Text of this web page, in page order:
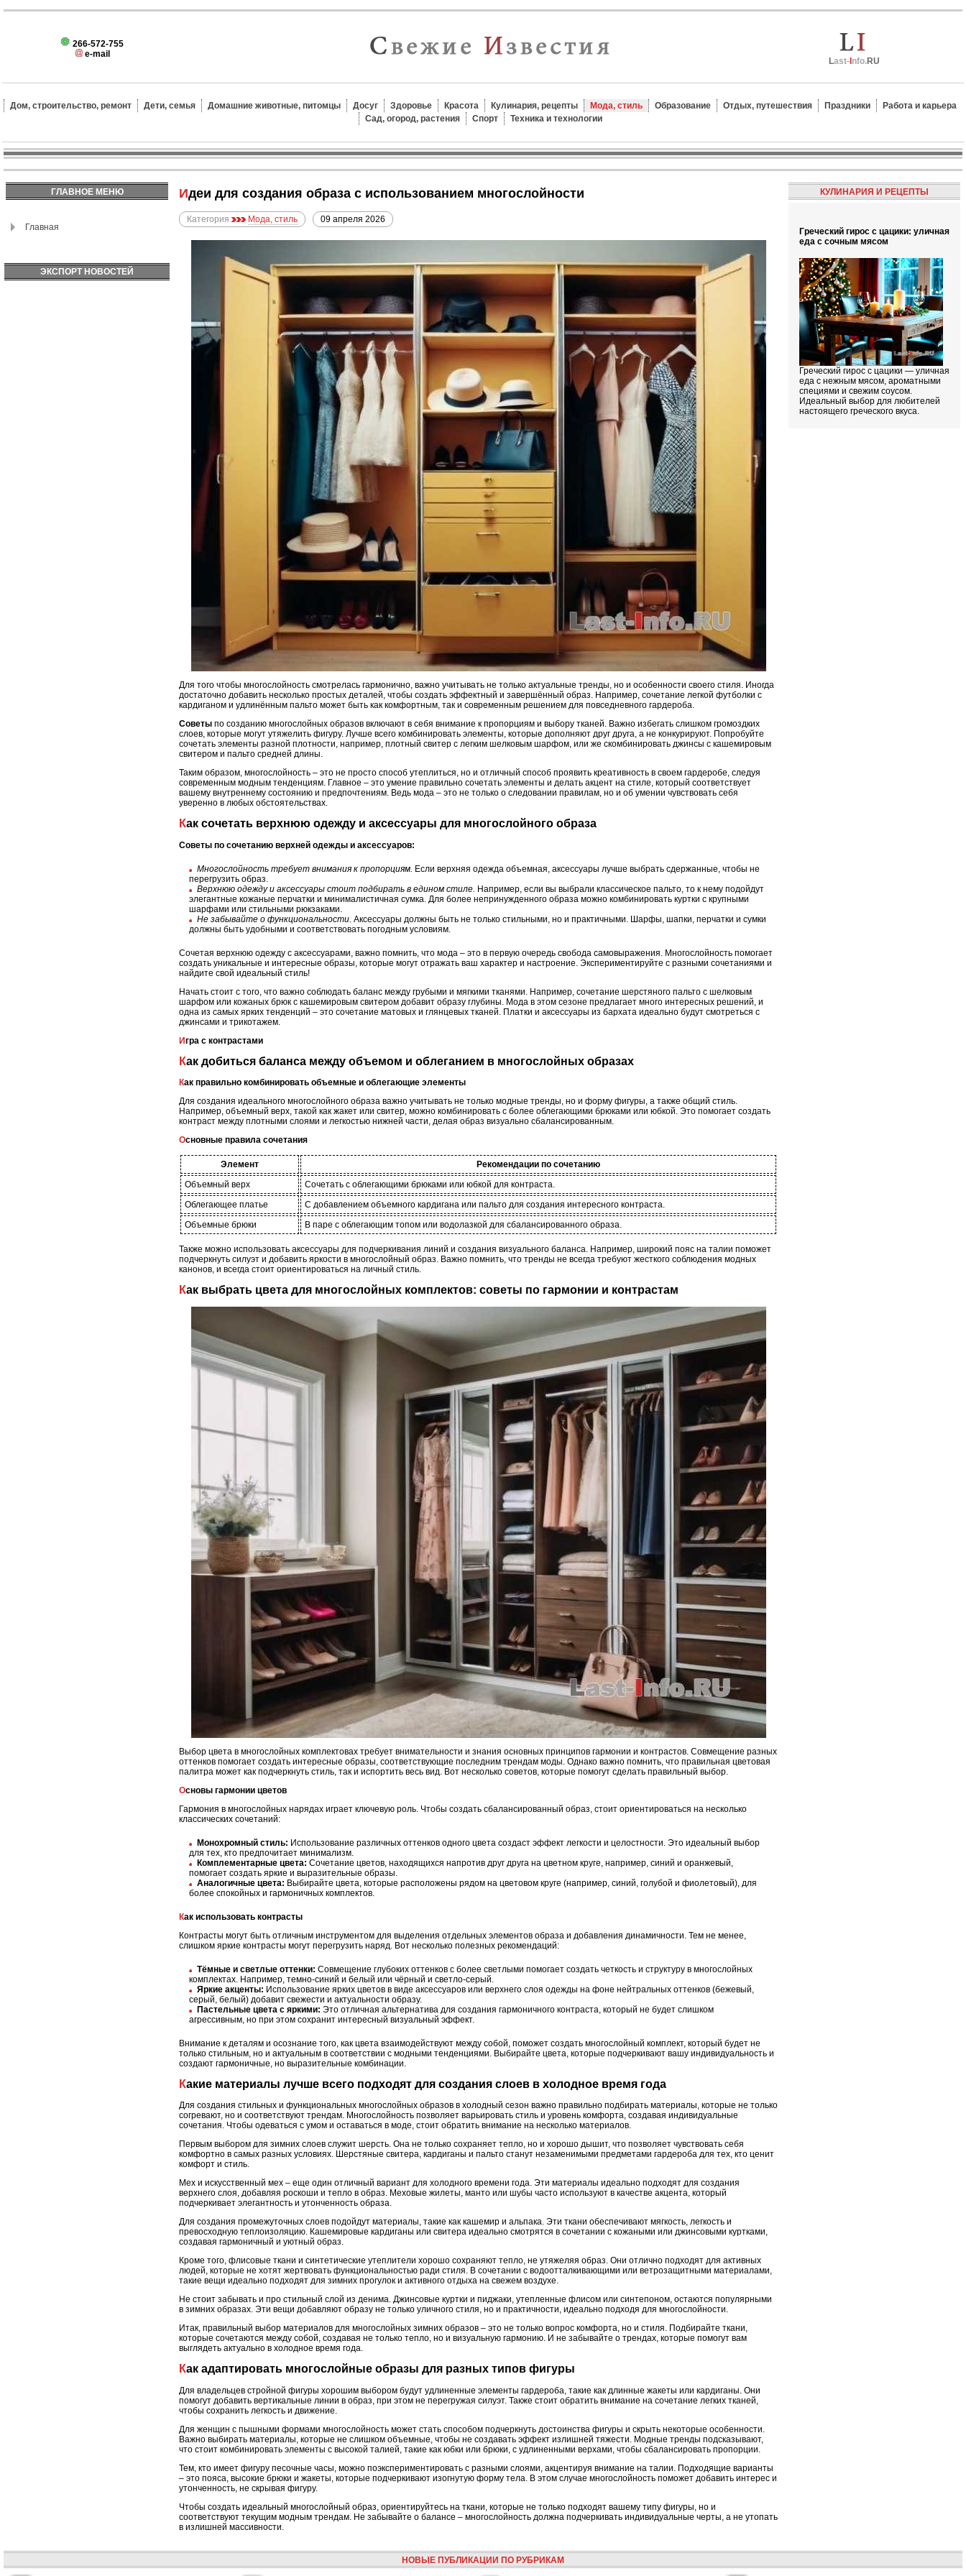
266-572-755
e-mail
Last- nfo.RU
Дом, строительство, ремонт Дети, семья Домашние животные, питомцы Досуг Здоровье Красота Кулинария, рецепты Мода, стиль Образование Отдых, путешествия Праздники
Работа и карьера
Сад, огород, растения
Спорт Техника и технологии
ГЛАВНОЕ МЕНЮ
Главная
ЭКСПОРТ НОВОСТЕЙ
Идеи для создания образа с использованием многослойности
Категория Мода, стиль 09 апреля 2026
Для того чтобы многослойность смотрелась гармонично, важно учитывать не только актуальные тренды, но и особенности своего стиля. Иногда
достаточно добавить несколько простых деталей, чтобы создать эффектный и завершённый образ. Например, сочетание легкой футболки с
кардиганом и удлинённым пальто может быть как комфортным, так и современным решением для повседневного гардероба.
Советы по созданию многослойных образов включают в себя внимание к пропорциям и выбору тканей. Важно избегать слишком громоздких
слоев, которые могут утяжелить фигуру. Лучше всего комбинировать элементы, которые дополняют друг друга, а не конкурируют. Попробуйте
сочетать элементы разной плотности, например, плотный свитер с легким шелковым шарфом, или же скомбинировать джинсы с кашемировым
свитером и пальто средней длины.
Таким образом, многослойность – это не просто способ утеплиться, но и отличный способ проявить креативность в своем гардеробе, следуя
современным модным тенденциям. Главное – это умение правильно сочетать элементы и делать акцент на стиле, который соответствует
вашему внутреннему состоянию и предпочтениям. Ведь мода – это не только о следовании правилам, но и об умении чувствовать себя
уверенно в любых обстоятельствах.
Как сочетать верхнюю одежду и аксессуары для многослойного образа
Советы по сочетанию верхней одежды и аксессуаров:
Многослойность требует внимания к пропорциям. Если верхняя одежда объемная, аксессуары лучше выбрать сдержанные, чтобы не
перегрузить образ.
Верхнюю одежду и аксессуары стоит подбирать в едином стиле. Например, если вы выбрали классическое пальто, то к нему подойдут
элегантные кожаные перчатки и минималистичная сумка. Для более непринужденного образа можно комбинировать куртки с крупными
шарфами или стильными рюкзаками.
Не забывайте о функциональности. Аксессуары должны быть не только стильными, но и практичными. Шарфы, шапки, перчатки и сумки
должны быть удобными и соответствовать погодным условиям.
Сочетая верхнюю одежду с аксессуарами, важно помнить, что мода – это в первую очередь свобода самовыражения. Многослойность помогает
создать уникальные и интересные образы, которые могут отражать ваш характер и настроение. Экспериментируйте с разными сочетаниями и
найдите свой идеальный стиль!
Начать стоит с того, что важно соблюдать баланс между грубыми и мягкими тканями. Например, сочетание шерстяного пальто с шелковым
шарфом или кожаных брюк с кашемировым свитером добавит образу глубины. Мода в этом сезоне предлагает много интересных решений, и
одна из самых ярких тенденций – это сочетание матовых и глянцевых тканей. Платки и аксессуары из бархата идеально будут смотреться с
джинсами и трикотажем.
Игра с контрастами
Как добиться баланса между объемом и облеганием в многослойных образах
Как правильно комбинировать объемные и облегающие элементы
Для создания идеального многослойного образа важно учитывать не только модные тренды, но и форму фигуры, а также общий стиль.
Например, объемный верх, такой как жакет или свитер, можно комбинировать с более облегающими брюками или юбкой. Это помогает создать
контраст между плотными слоями и легкостью нижней части, делая образ визуально сбалансированным.
Основные правила сочетания
Элемент
Рекомендации по сочетанию
Объемный верх
Сочетать с облегающими брюками или юбкой для контраста.
Облегающее платье
С добавлением объемного кардигана или пальто для создания интересного контраста.
Объемные брюки
В паре с облегающим топом или водолазкой для сбалансированного образа.
Также можно использовать аксессуары для подчеркивания линий и создания визуального баланса. Например, широкий пояс на талии поможет
подчеркнуть силуэт и добавить яркости в многослойный образ. Важно помнить, что тренды не всегда требуют жесткого соблюдения модных
канонов, и всегда стоит ориентироваться на личный стиль.
Как выбрать цвета для многослойных комплектов: советы по гармонии и контрастам
Выбор цвета в многослойных комплектовах требует внимательности и знания основных принципов гармонии и контрастов. Совмещение разных
оттенков помогает создать интересные образы, соответствующие последним трендам моды. Однако важно помнить, что правильная цветовая
палитра может как подчеркнуть стиль, так и испортить весь вид. Вот несколько советов, которые помогут сделать правильный выбор.
Основы гармонии цветов
Гармония в многослойных нарядах играет ключевую роль. Чтобы создать сбалансированный образ, стоит ориентироваться на несколько
классических сочетаний:
Монохромный стиль: Использование различных оттенков одного цвета создаст эффект легкости и целостности. Это идеальный выбор
для тех, кто предпочитает минимализм.
Комплементарные цвета: Сочетание цветов, находящихся напротив друг друга на цветном круге, например, синий и оранжевый,
помогает создать яркие и выразительные образы.
Аналогичные цвета: Выбирайте цвета, которые расположены рядом на цветовом круге (например, синий, голубой и фиолетовый), для
более спокойных и гармоничных комплектов.
Как использовать контрасты
Контрасты могут быть отличным инструментом для выделения отдельных элементов образа и добавления динамичности. Тем не менее,
слишком яркие контрасты могут перегрузить наряд. Вот несколько полезных рекомендаций:
Тёмные и светлые оттенки: Совмещение глубоких оттенков с более светлыми помогает создать четкость и структуру в многослойных
комплектах. Например, темно-синий и белый или чёрный и светло-серый.
Яркие акценты: Использование ярких цветов в виде аксессуаров или верхнего слоя одежды на фоне нейтральных оттенков (бежевый,
серый, белый) добавит свежести и актуальности образу.
Пастельные цвета с яркими: Это отличная альтернатива для создания гармоничного контраста, который не будет слишком
агрессивным, но при этом сохранит интересный визуальный эффект.
Внимание к деталям и осознание того, как цвета взаимодействуют между собой, поможет создать многослойный комплект, который будет не
только стильным, но и актуальным в соответствии с модными тенденциями. Выбирайте цвета, которые подчеркивают вашу индивидуальность и
создают гармоничные, но выразительные комбинации.
Какие материалы лучше всего подходят для создания слоев в холодное время года
Для создания стильных и функциональных многослойных образов в холодный сезон важно правильно подбирать материалы, которые не только
согревают, но и соответствуют трендам. Многослойность позволяет варьировать стиль и уровень комфорта, создавая индивидуальные
сочетания. Чтобы одеваться с умом и оставаться в моде, стоит обратить внимание на несколько материалов.
Первым выбором для зимних слоев служит шерсть. Она не только сохраняет тепло, но и хорошо дышит, что позволяет чувствовать себя
комфортно в самых разных условиях. Шерстяные свитера, кардиганы и пальто станут незаменимыми предметами гардероба для тех, кто ценит
комфорт и стиль.
Мех и искусственный мех – еще один отличный вариант для холодного времени года. Эти материалы идеально подходят для создания
верхнего слоя, добавляя роскоши и тепло в образ. Меховые жилеты, манто или шубы часто используют в качестве акцента, который
подчеркивает элегантность и утонченность образа.
Для создания промежуточных слоев подойдут материалы, такие как кашемир и альпака. Эти ткани обеспечивают мягкость, легкость и
превосходную теплоизоляцию. Кашемировые кардиганы или свитера идеально смотрятся в сочетании с кожаными или джинсовыми куртками,
создавая гармоничный и уютный образ.
Кроме того, флисовые ткани и синтетические утеплители хорошо сохраняют тепло, не утяжеляя образ. Они отлично подходят для активных
людей, которые не хотят жертвовать функциональностью ради стиля. В сочетании с водоотталкивающими или ветрозащитными материалами,
такие вещи идеально подходят для зимних прогулок и активного отдыха на свежем воздухе.
Не стоит забывать и про стильный слой из денима. Джинсовые куртки и пиджаки, утепленные флисом или синтепоном, остаются популярными
в зимних образах. Эти вещи добавляют образу не только уличного стиля, но и практичности, идеально подходя для многослойности.
Итак, правильный выбор материалов для многослойных зимних образов – это не только вопрос комфорта, но и стиля. Подбирайте ткани,
которые сочетаются между собой, создавая не только тепло, но и визуальную гармонию. И не забывайте о трендах, которые помогут вам
выглядеть актуально в холодное время года.
Как адаптировать многослойные образы для разных типов фигуры
Для владельцев стройной фигуры хорошим выбором будут удлиненные элементы гардероба, такие как длинные жакеты или кардиганы. Они
помогут добавить вертикальные линии в образ, при этом не перегружая силуэт. Также стоит обратить внимание на сочетание легких тканей,
чтобы сохранить легкость и движение.
Для женщин с пышными формами многослойность может стать способом подчеркнуть достоинства фигуры и скрыть некоторые особенности.
Важно выбирать материалы, которые не слишком объемные, чтобы не создавать эффект излишней тяжести. Модные тренды подсказывают,
что стоит комбинировать элементы с высокой талией, такие как юбки или брюки, с удлиненными верхами, чтобы сбалансировать пропорции.
Тем, кто имеет фигуру песочные часы, можно поэкспериментировать с разными слоями, акцентируя внимание на талии. Подходящие варианты
– это пояса, высокие брюки и жакеты, которые подчеркивают изогнутую форму тела. В этом случае многослойность поможет добавить интерес и
утонченность, не скрывая фигуру.
Чтобы создать идеальный многослойный образ, ориентируйтесь на ткани, которые не только подходят вашему типу фигуры, но и
соответствуют текущим модным трендам. Не забывайте о балансе – многослойность должна подчеркивать индивидуальные черты, а не утопать
в излишней массивности.
КУЛИНАРИЯ И РЕЦЕПТЫ
Греческий гирос с цацики: уличная
еда с сочным мясом
Греческий гирос с цацики — уличная
еда с нежным мясом, ароматными
специями и свежим соусом.
Идеальный выбор для любителей
настоящего греческого вкуса.
НОВЫЕ ПУБЛИКАЦИИ ПО РУБРИКАМ